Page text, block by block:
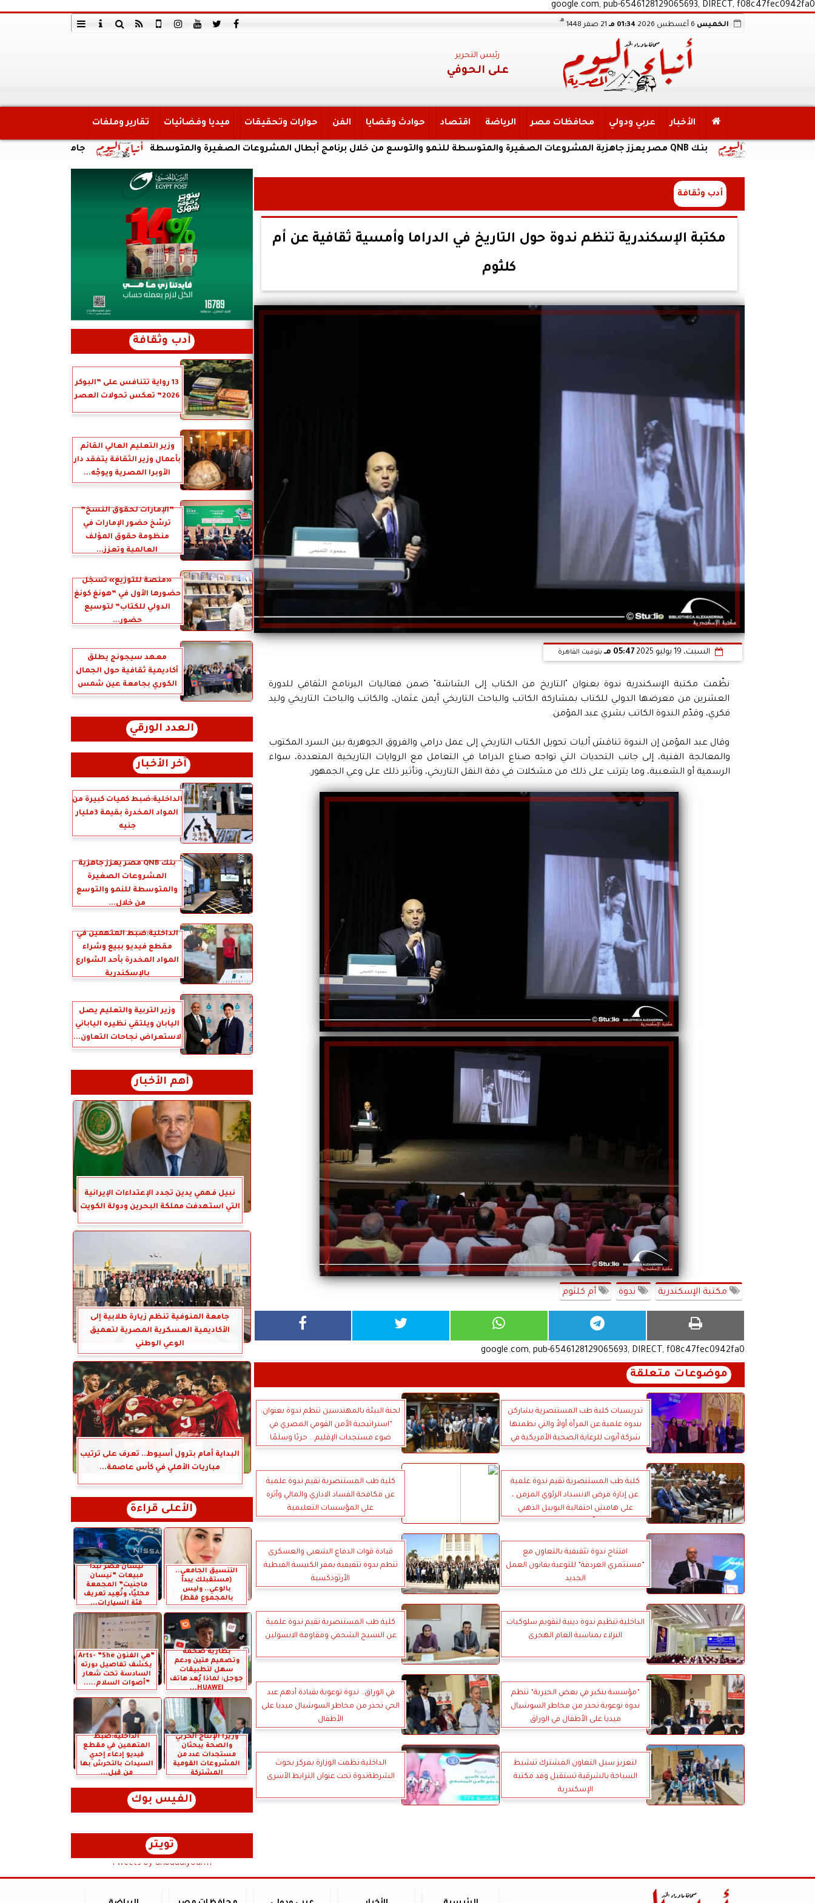
google.com, pub-6546128129065693, DIRECT, f08c47fec0942fa0
الخميس 01:34 مـ 21 صفر 1448
هـ
رئيس التحرير
على الحوفي
الأخبار عربي ودولي محافظات مصر الرياضة اقتصاد حوادث وقضايا الفن حوارات وتحقيقات ميديا وفضائيات تقارير وملفات
جامعة قناة السويس تواصل بنك QNB مصر يعزز جاهزية المشروعات الصغيرة والمتوسطة للنمو والتوسع من خلال برنامج أبطال المشروعات الصغيرة والمتوسطة
أدب وثقافة
مكتبة الإسكندرية تنظم ندوة حول التاريخ في الدراما وأمسية ثقافية عن أم
كلثوم
السبت، 19 يوليو 2025 05:47 مـ بتوقيت القاهرة
نظّمت مكتبة الإسكندرية ندوة بعنوان "التاريخ من الكتاب إلى الشاشة" ضمن فعاليات البرنامج الثقافي للدورة
العشرين من معرضها الدولي للكتاب بمشاركة الكاتب والباحث التاريخي أيمن عثمان، والكاتب والباحث التاريخي وليد
فكري، وقدّم الندوة الكاتب بشري عبد المؤمن.
وقال عبد المؤمن إن الندوة تناقش آليات تحويل الكتاب التاريخي إلى عمل درامي والفروق الجوهرية بين السرد المكتوب
والمعالجة الفنية، إلى جانب التحديات التي تواجه صناع الدراما في التعامل مع الروايات التاريخية المتعددة، سواء
الرسمية أو الشعبية، وما يترتب على ذلك من مشكلات في دقة النقل التاريخي، وتأثير ذلك على وعي الجمهور.
مكتبة الإسكندرية ندوة أم كلثوم
google.com, pub-6546128129065693, DIRECT, f08c47fec0942fa0
موضوعات متعلقة
تدريسيات كلية طب المستنصرية يشاركن
بندوة علمية عن المرأة أولاً والتي نظمتها
شركة أبوت للرعاية الصحية الأمريكية في
لجنة البيئة بالمهندسين تنظم ندوة بعنوان:
”استراتيجية الأمن القومي المصري في
ضوء مستجدات الإقليم... حربًا وسلمًا
كلية طب المستنصرية تقيم ندوة علمية
عن إدارة مرض الانسداد الرئوي المزمن ،
على هامش احتفالية اليوبيل الذهبي
كلية طب المستنصرية تقيم ندوة علمية
عن مكافحة الفساد الاداري والمالي وأثره
على المؤسسات التعليمية
افتتاح ندوة تثقيفية بالتعاون مع
”مستثمري الغردقة” للتوعية بقانون العمل
الجديد
قيادة قوات الدفاع الشعبى والعسكرى
تنظم ندوة تثقيفية بمقر الكنيسة القبطية
الأرثوذكسية
الداخلية:تنظيم ندوة دينية لتقويم سلوكيات
النزلاء بمناسبة العام الهجرى
كلية طب المستنصرية تقيم ندوة علمية
عن النسيج الشحمي ومقاومة الانسولين
”مؤسسة بنكبر في بعض الخيرية” تنظم
ندوة توعوية تحذر من مخاطر السوشيال
ميديا على الأطفال في الوراق
في الوراق.. ندوة توعوية بقيادة أدهم عبد
الحي تحذر من مخاطر السوشيال ميديا على
الأطفال
لتعزيز سبل التعاون المشترك تنشيط
السياحة بالشرقية تستقبل وفد مكتبة
الإسكندرية
الداخلية:نظمت الوزارة بمركز بحوث
الشرطةندوة تحت عنوان الترابط الأسرى
أدب وثقافة
13 رواية تتنافس على ”البوكر
2026” تعكس تحولات العصر
وزير التعليم العالي القائم
بأعمال وزير الثقافة يتفقد دار
الأوبرا المصرية ويوجّه...
”الإمارات لحقوق النسخ”
ترسّخ حضور الإمارات في
منظومة حقوق المؤلف
العالمية وتعزز...
«منصة للتوزيع» تسجّل
حضورها الأول في ”هونغ كونغ
الدولي للكتاب” لتوسيع
حضور...
معهد سيجونج يطلق
أكاديمية ثقافية حول الجمال
الكوري بجامعة عين شمس
العدد الورقي
آخر الأخبار
الداخلية:ضبط كميات كبيرة من
المواد المخدرة بقيمة 3مليار
جنيه
بنك QNB مصر يعزز جاهزية
المشروعات الصغيرة
والمتوسطة للنمو والتوسع
من خلال...
الداخلية:ضبط المتهمين في
مقطع فيديو ببيع وشراء
المواد المخدرة بأحد الشوارع
بالإسكندرية
وزير التربية والتعليم يصل
اليابان ويلتقي نظيره الياباني
لاستعراض نجاحات التعاون...
أهم الأخبار
نبيل فهمي يدين تجدد الإعتداءات الإيرانية
التي استهدفت مملكة البحرين ودولة الكويت
جامعة المنوفية تنظم زيارة طلابية إلى
الأكاديمية العسكرية المصرية لتعميق
الوعي الوطني
البداية أمام بترول أسيوط.. تعرف على ترتيب
مباريات الأهلي في كأس عاصمة...
الأعلى قراءة
التنسيق الجامعي..
(مستقبلك يبدأ
بالوعي.. وليس
بالمجموع فقط)
نيسان مصر تبدأ
مبيعات ”نيسان
ماجنيت” المجمعة
محليًا، وتُعِيد تعريف
فئة السيارات...
بطارية ضخمة
وتصميم متين ودعم
سهل لتطبيقات
جوجل: لماذا يُعد هاتف
HUAWEI...
”هي الفنون Arts- ”She
يكشف تفاصيل دورته
السادسة تحت شعار
”أصوات السلام.....
وزيرا الإنتاج الحربي
والصحة يبحثان
مستجدات عدد من
المشروعات القومية
المشتركة
الداخلية:ضبط
المتهمين في مقطع
فيديو إدعاء إحدي
السيدات بالتحرش بها
من قبل...
الفيس بوك
تويتر
Tweets by anbaaalyoum1